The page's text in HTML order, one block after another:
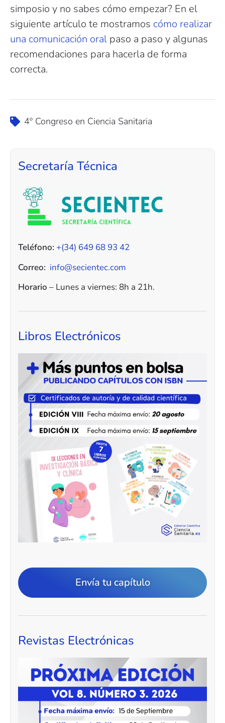
simposio y no sabes cómo empezar? En el
siguiente artículo te mostramos cómo realizar
una comunicación oral paso a paso y algunas
recomendaciones para hacerla de forma
correcta.
4º Congreso en Ciencia Sanitaria
Secretaría Técnica
Teléfono: +(34) 649 68 93 42
Correo: info@secientec.com
Horario – Lunes a viernes: 8h a 21h.
Libros Electrónicos
Envía tu capítulo
Revistas Electrónicas